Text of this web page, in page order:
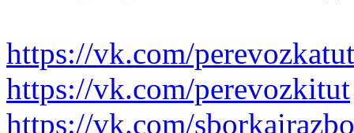
https://vk.com/perevozkatut
https://vk.com/perevozkitut
https://vk.com/